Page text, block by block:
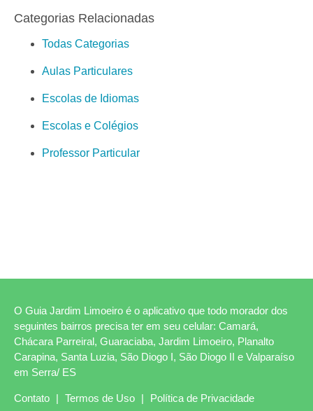
Categorias Relacionadas
Todas Categorias
Aulas Particulares
Escolas de Idiomas
Escolas e Colégios
Professor Particular
O Guia Jardim Limoeiro é o aplicativo que todo morador dos
seguintes bairros precisa ter em seu celular: Camará,
Chácara Parreiral, Guaraciaba, Jardim Limoeiro, Planalto
Carapina, Santa Luzia, São Diogo I, São Diogo II e Valparaíso
em Serra/ ES
Contato | Termos de Uso | Política de Privacidade